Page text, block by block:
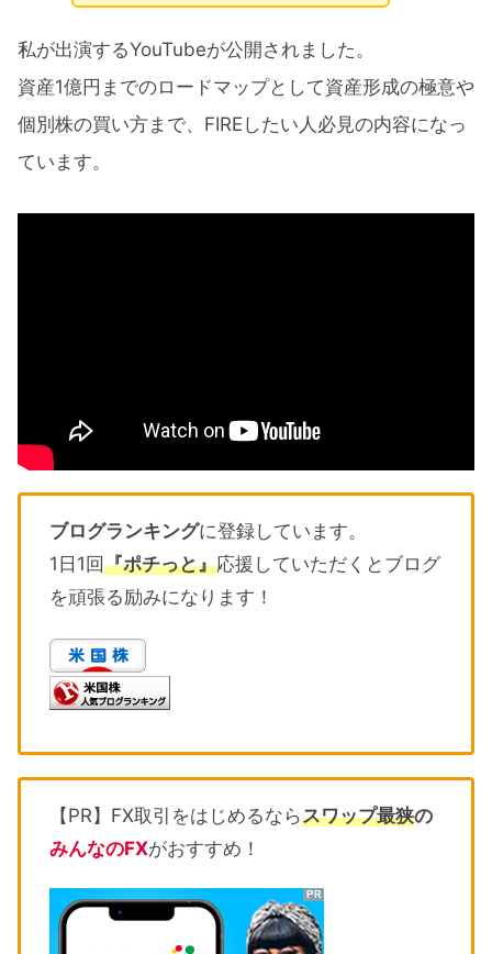
私が出演するYouTubeが公開されました。
資産1億円までのロードマップとして資産形成の極意や
個別株の買い方まで、FIREしたい人必見の内容になっ
ています。
ブログランキングに登録しています。
1日1回『ポチっと』応援していただくとブログ
を頑張る励みになります！
【PR】FX取引をはじめるならスワップ最狭の
みんなのFXがおすすめ！